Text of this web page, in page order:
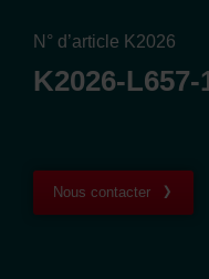
N° d’article K2026
K2026-L657-
Nous contacter